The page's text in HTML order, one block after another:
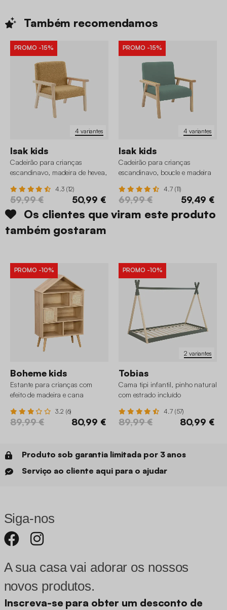
Também recomendamos
4 variantes
PROMO -15%
Isak kids
Cadeirão para crianças
escandinavo, madeira de hevea,
4.3 (12)
59,99 € 50,99 €
4 variantes
PROMO -15%
Isak kids
Cadeirão para crianças
escandinavo, boucle e madeira
4.7 (11)
69,99 € 59,49 €
Os clientes que viram este produto
também gostaram
PROMO -10%
Boheme kids
Estante para crianças com
efeito de madeira e cana
3.2 (6)
89,99 € 80,99 €
2 variantes
PROMO -10%
Tobias
Cama tipi infantil, pinho natural
com estrado incluído
4.7 (57)
89,99 € 80,99 €
Produto sob garantia limitada por 3 anos
Serviço ao cliente aqui para o ajudar
Siga-nos
A sua casa vai adorar os nossos
novos produtos.
Inscreva-se para obter um desconto de